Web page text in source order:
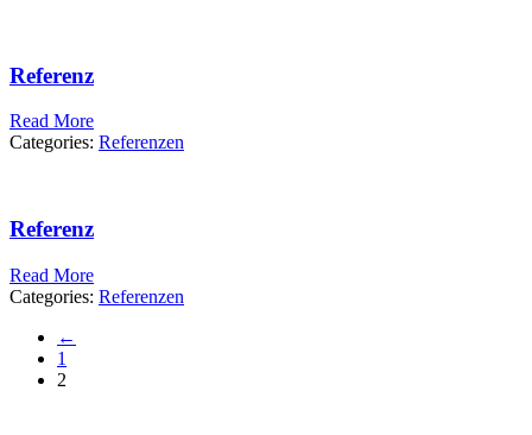
Referenz
Read More
Categories: Referenzen
Referenz
Read More
Categories: Referenzen
←
1
2